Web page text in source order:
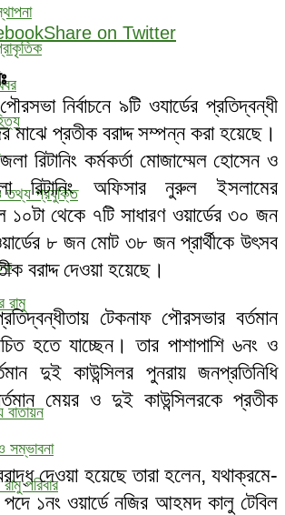
তথ্য প্রযুক্তি
রামু
বাতায়ন
সম্ভাবনা
পরিবার
Share on Twitter
নির্বাচনে ৯টি ওযার্ডের প্রতিদ্বন্ধী
মাঝে প্রতীক বরাদ্দ সম্পন্ন করা হয়েছে।
রিটানিং কর্মকর্তা মোজাম্মেল হোসেন ও
রিটানিং অফিসার নুরুল ইসলামের
১০টা থেকে ৭টি সাধারণ ওয়ার্ডের ৩০ জন
৮ জন মোট ৩৮ জন প্রার্থীকে উৎসব
বরাদ্দ দেওয়া হয়েছে।
টেকনাফ পৌরসভার বর্তমান
হতে যাচ্ছেন। তার পাশাপাশি ৬নং ও
দুই কাউন্সিলর পুনরায় জনপ্রতিনিধি
মেয়র ও দুই কাউন্সিলরকে প্রতীক
দেওয়া হয়েছে তারা হলেন, যথাক্রমে-
পদে ১নং ওয়ার্ডে নজির আহমদ কালু টেবিল